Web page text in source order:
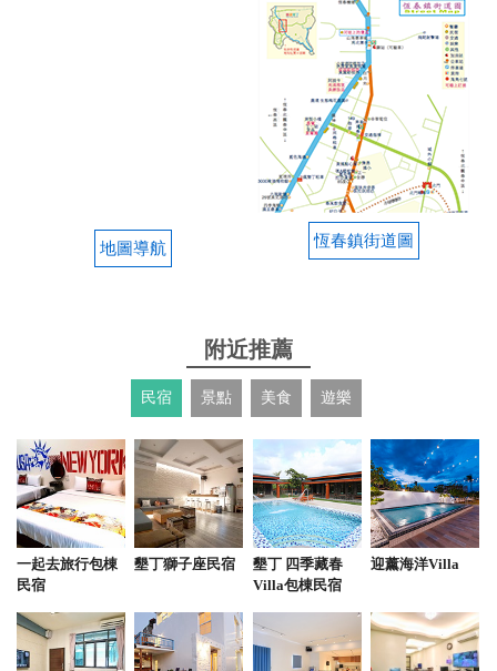
from google
2025-09-09 00:31:15
意外發現墾丁美食 這個炒飯絕！太太太好吃了 有蔬
菜有紅蘿蔔是用沙茶炒的那種 滷味也很夠味配料醬料
自己選湯也很好喝 下次來還要再吃✨
from google
很文青的一家店，停車不方便 麵類還不錯，丼飯覺得
2025-08-05 22:39:28
長得好像早午餐店的牛肉麵店 四寶牛肉麵 料多實在
2025-06-27 20:25:07
地圖導航 恆春鎮街道圖
附近推薦
民宿 景點 美食 遊樂
一起去旅行包棟
民宿
墾丁獅子座民宿
墾丁 四季藏春
Villa包棟民宿
迎薰海洋Villa